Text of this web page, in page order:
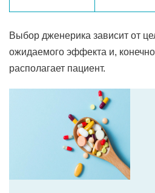
Выбор дженерика зависит от
ожидаемого эффекта и,
располагает пациент.